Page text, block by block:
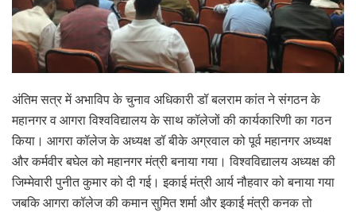
अंतिम सत्र में अभाविप के चुनाव अधिकारी डॉ बलराम कांत ने संगठन के
महानगर व आगरा विश्वविद्यालय के साथ कॉलेजों की कार्यकारिणी का गठन
किया। आगरा कॉलेज के अध्यक्ष डॉ बीके अग्रवाल को पूर्व महानगर अध्यक्ष
और कर्मवीर बघेल को महानगर मंत्री बनाया गया। विश्वविद्यालय अध्यक्ष की
जिम्मेवारी पुनीत कुमार को दी गई। इकाई मंत्री आर्य नौहवार को बनाया गया
जबकि आगरा कॉलेज की कमान सुमित शर्मा और इकाई मंत्री कनक तो